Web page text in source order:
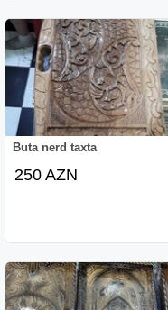
Buta nerd taxta
250 AZN